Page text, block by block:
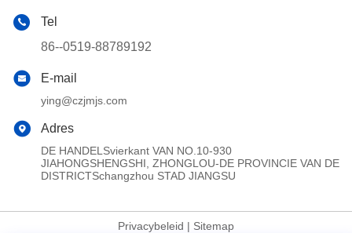
Tel
86--0519-88789192
E-mail
ying@czjmjs.com
Adres
DE HANDELSvierkant VAN NO.10-930
JIAHONGSHENGSHI, ZHONGLOU-DE PROVINCIE VAN DE
DISTRICTSchangzhou STAD JIANGSU
Privacybeleid | Sitemap